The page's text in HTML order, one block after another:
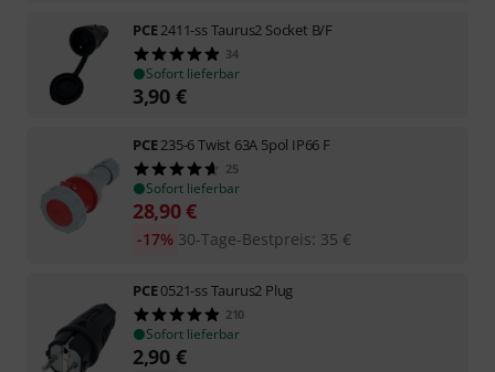
PCE2411-ss Taurus2 Socket B/F
34
Sofort lieferbar
3,90 €
PCE235-6 Twist 63A 5pol IP66 F
25
Sofort lieferbar
28,90€
30-Tage-Bestpreis: 35 €
-17%
PCE0521-ss Taurus2 Plug
210
Sofort lieferbar
2,90 €